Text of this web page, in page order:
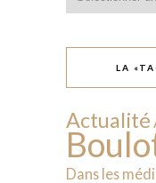
LA
Actualité
Dans les